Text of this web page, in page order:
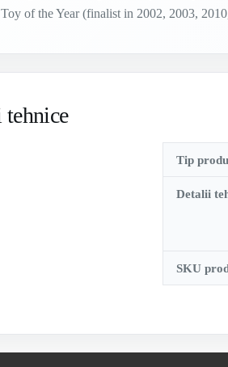
of the Year (finalist in 2002, 2003,
Tip
Detalii
SKU